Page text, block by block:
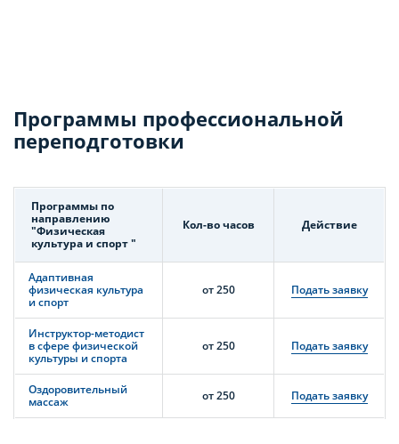
Программы профессиональной
переподготовки
Программы по
направлению
"Физическая
культура и спорт "
Кол-во часов Действие
Адаптивная
физическая культура
и спорт
от 250 Подать заявку
Инструктор-методист
в сфере физической
культуры и спорта
от 250 Подать заявку
Оздоровительный
массаж
от 250 Подать заявку